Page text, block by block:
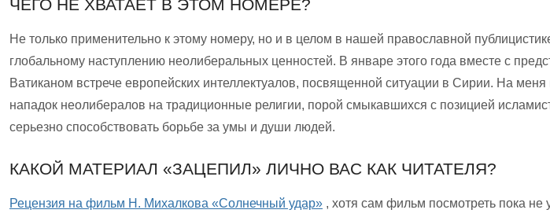
ЧЕГО НЕ ХВАТАЕТ В ЭТОМ НОМЕРЕ?
Не только применительно к этому номеру, но и в целом в нашей православной
глобальному наступлению неолиберальных ценностей. В январе этого года вмес­те с
Ватиканом встрече европейских интеллектуалов, посвященной ситуации в Сирии. На
нападок неолибералов на традиционные религии, порой смыкавшихся с позицией
серьезно способствовать борьбе за умы и души людей.
КАКОЙ МАТЕРИАЛ «ЗАЦЕПИЛ» ЛИЧНО ВАС КАК ЧИТАТЕЛЯ?
Рецензия на фильм Н. Михалкова «Солнечный удар» , хотя сам фильм посмотреть пока